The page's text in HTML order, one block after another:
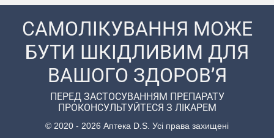
САМОЛІКУВАННЯ МОЖЕ
БУТИ ШКІДЛИВИМ ДЛЯ
ВАШОГО ЗДОРОВ’Я
ПЕРЕД ЗАСТОСУВАННЯМ ПРЕПАРАТУ
ПРОКОНСУЛЬТУЙТЕСЯ З ЛІКАРЕМ
© 2020 - 2026 Аптека D.S. Усі права захищені